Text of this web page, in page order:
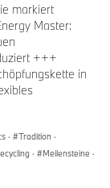
markiert
Master:
+++
in
· Tradition ·
· Meilensteine ·